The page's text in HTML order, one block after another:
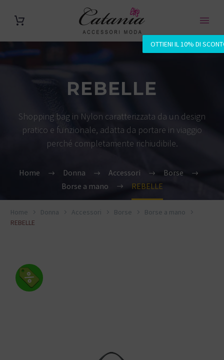
OTTIENI IL 10% DI
REBELLE
Shopping bag in Nylon caratterizzata da un design
pratico e funzionale, adatta da portare in viaggio
perché completamente richiudibile.
Home Donna Accessori
Borse
Borse a mano
REBELLE
Home Donna Accessori Borse
Borse a mano
REBELLE